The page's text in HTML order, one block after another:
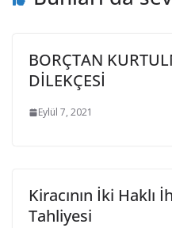
BORÇTAN
DİLEKÇESİ
Eylül 7, 2021
Kiracının İki Haklı
Tahliyesi